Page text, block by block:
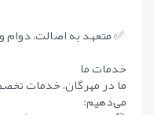
✅ متعهد به اصالت، دوام
خدمات ما
ما در مهرگان، خدمات
می‌دهیم: